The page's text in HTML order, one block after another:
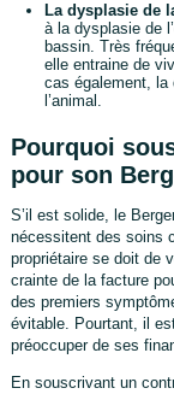
La dysplasie de
à la dysplasie de
bassin. Très
elle entraine de
cas également, la
l’animal.
Pourquoi
pour son
S’il est solide, le
nécessitent des soins
propriétaire se doit de
crainte de la facture
des premiers
évitable. Pourtant, il
préoccuper de ses
En souscrivant un